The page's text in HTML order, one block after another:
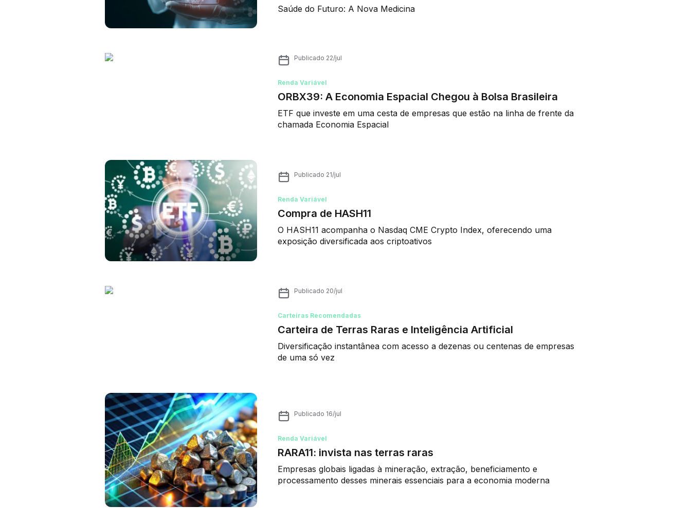
Saúde do Futuro: A Nova Medicina
Publicado 22/jul
Renda Variável
ORBX39: A Economia Espacial Chegou à Bolsa Brasileira
ETF que investe em uma cesta de empresas que estão na linha de frente da
chamada Economia Espacial
Publicado 21/jul
Renda Variável
Compra de HASH11
O HASH11 acompanha o Nasdaq CME Crypto Index, oferecendo uma
exposição diversificada aos criptoativos
Publicado 20/jul
Carteiras Recomendadas
Carteira de Terras Raras e Inteligência Artificial
Diversificação instantânea com acesso a dezenas ou centenas de empresas
de uma só vez
Publicado 16/jul
Renda Variável
RARA11: invista nas terras raras
Empresas globais ligadas à mineração, extração, beneficiamento e
processamento desses minerais essenciais para a economia moderna